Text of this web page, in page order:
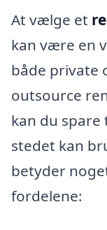
At vælge et
kan være en
både private
outsource
kan du spare
stedet kan
betyder
fordelene: